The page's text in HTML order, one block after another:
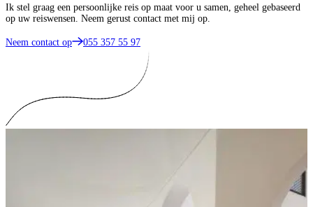
Ik stel graag een persoonlijke reis op maat voor u samen, geheel gebaseerd
op uw reiswensen. Neem gerust contact met mij op.
Neem contact op 055 357 55 97